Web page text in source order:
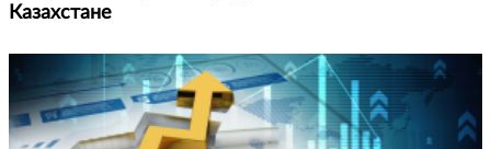
Казахстане